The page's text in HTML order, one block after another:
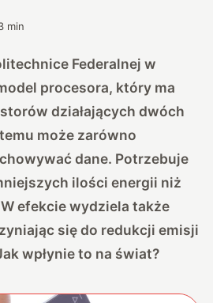
min
Federalnej w
procesora, który ma
działających dwóch
może zarówno
dane. Potrzebuje
ilości energii niż
efekcie wydziela także
się do redukcji emisji
wpłynie to na świat?